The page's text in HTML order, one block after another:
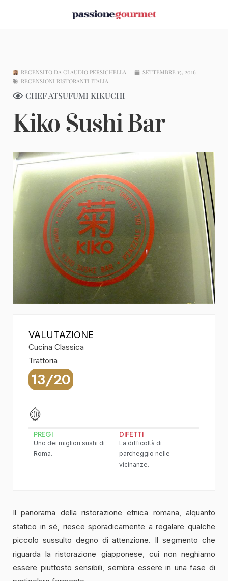
RECENSITO DA CLAUDIO PERSICHELLA
SETTEMBRE 15, 2016
RECENSIONI RISTORANTI ITALIA
CHEF ATSUFUMI KIKUCHI
Kiko Sushi Bar
VALUTAZIONE
Cucina Classica
Trattoria
13/20
PREGI
Uno dei migliori sushi di
Roma.
DIFETTI
La difficoltà di
parcheggio nelle
vicinanze.
Il panorama della ristorazione etnica romana, alquanto
statico in sé, riesce sporadicamente a regalare qualche
piccolo sussulto degno di attenzione. Il segmento che
riguarda la ristorazione giapponese, cui non neghiamo
essere piuttosto sensibili, sembra essere in una fase di